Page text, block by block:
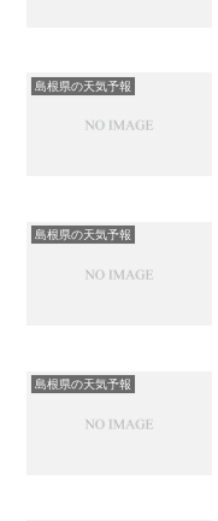
島根県の天気予報
島根県の天気予報
島根県の天気予報